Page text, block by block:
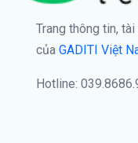
Trang thông tin,
của GADITI Việt
Hotline: